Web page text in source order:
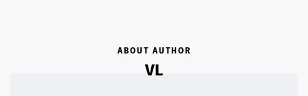
ABOUT AUTHOR
VL